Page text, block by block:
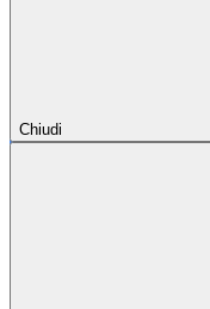
Chiudi